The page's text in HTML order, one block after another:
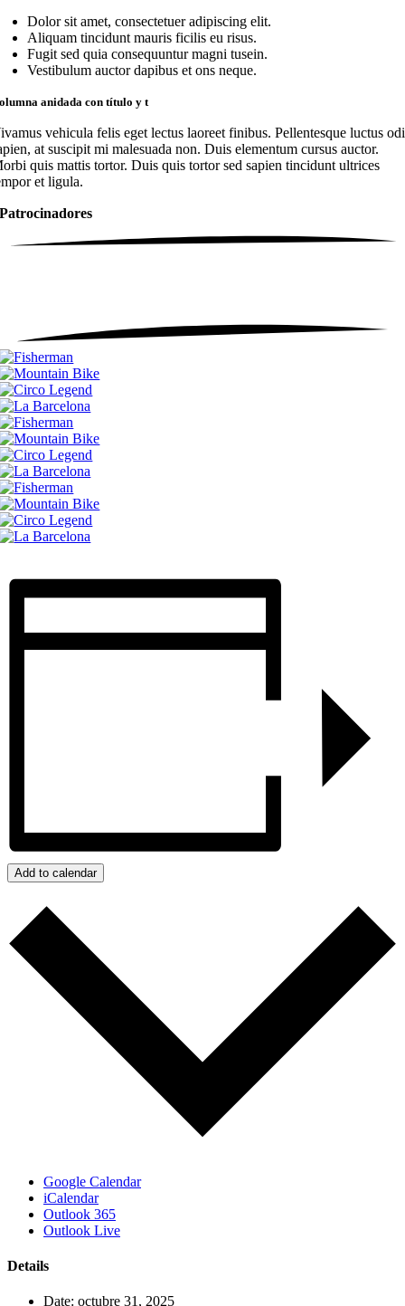
Dolor sit amet, consectetuer adipiscing elit.
Aliquam tincidunt mauris ficilis eu risus.
Fugit sed quia consequuntur magni tusein.
Vestibulum auctor dapibus et ons neque.
vehicula felis eget lectus laoreet finibus. Pellentesque luctus
at suscipit mi malesuada non. Duis elementum cursus auctor.
quis mattis tortor. Duis quis tortor sed sapien tincidunt ultrices
et ligula.
Patrocinadores
Add to calendar
Google Calendar
iCalendar
Outlook 365
Outlook Live
Details
Date: octubre 31, 2025